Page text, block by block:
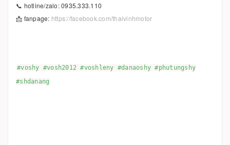
📞 hotline/zalo: 0935.333.110
📩 fanpage: https://facebook.com/thaivinhmotor
#voshy #vosh2012 #voshleny #danaoshy #phutungshy
#shdanang